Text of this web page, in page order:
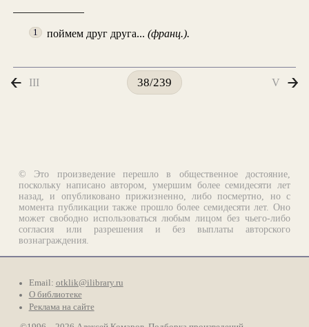
1 поймем друг друга...(франц.).
III 38/239 V
© Это произведение перешло в общественное достояние,
поскольку написано автором, умершим более семидесяти лет
назад, и опубликовано прижизненно, либо посмертно, но с
момента публикации также прошло более семидесяти лет. Оно
может свободно использоваться любым лицом без чьего-либо
согласия или разрешения и без выплаты авторского
вознаграждения.
Email: otklik@ilibrary.ru
О библиотеке
Реклама на сайте